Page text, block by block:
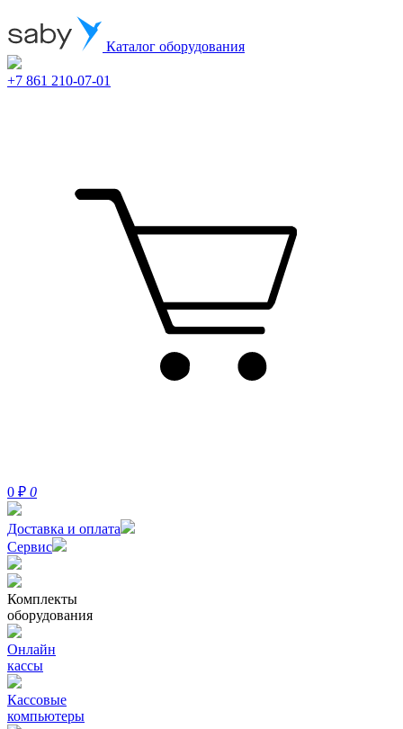
Каталог оборудования
+7 861 210-07-01
0 ₽ 0
Доставка и оплата
Сервис
Комплекты
оборудования
Онлайн
кассы
Кассовые
компьютеры